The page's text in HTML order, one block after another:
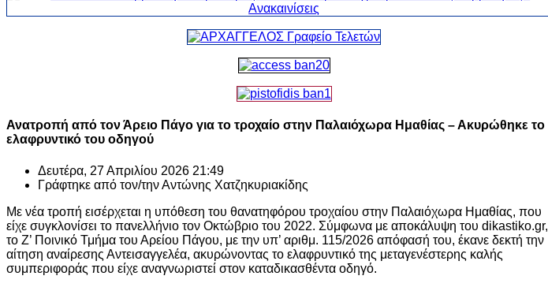
Ανατροπή από τον Άρειο Πάγο για το τροχαίο στην Παλαιόχωρα Ημαθίας – Ακυρώθηκε το
ελαφρυντικό του οδηγού
Δευτέρα, 27 Απριλίου 2026 21:49
Γράφτηκε από τον/τηνΑντώνης Χατζηκυριακίδης
Με νέα τροπή εισέρχεται η υπόθεση του θανατηφόρου τροχαίου στην Παλαιόχωρα Ημαθίας, που
είχε συγκλονίσει το πανελλήνιο τον Οκτώβριο του 2022. Σύμφωνα με αποκάλυψη του dikastiko.gr,
το Ζ’ Ποινικό Τμήμα του Αρείου Πάγου, με την υπ’ αριθμ. 115/2026 απόφασή του, έκανε δεκτή την
αίτηση αναίρεσης Αντεισαγγελέα, ακυρώνοντας το ελαφρυντικό της μεταγενέστερης καλής
συμπεριφοράς που είχε αναγνωριστεί στον καταδικασθέντα οδηγό.